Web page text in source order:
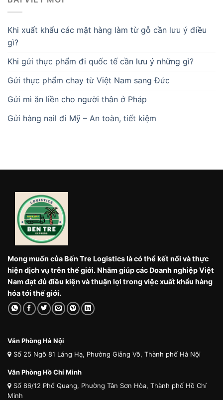
Khi xuất khẩu các mặt hàng làm từ gỗ cần lưu ý điều
gì?
Khi gửi thực phẩm đi quốc tế cần lưu ý những gì?
Gửi thực phẩm chay từ Việt Nam sang Đức
Gửi mì ăn liền cho người thân ở Pháp
Gửi hàng nail đi Mỹ – An toàn, tiết kiệm
Mong muốn của Bến Tre Logistics là có thể kết nối và thực
hiện dịch vụ trên thế giới. Nhằm giúp các Doanh nghiệp Việt
Nam đạt đủ điều kiện và thuận lợi trong việc xuất khẩu hàng
hóa tới thế giới.
Văn Phòng Hà Nội
Số 25 Ngõ 81 Láng Hạ, Phường Giảng Võ, Thành phố Hà Nội
Văn Phòng Hồ Chí Minh
Số 86/12 Phổ Quang, Phường Tân Sơn Hòa, Thành phố Hồ Chí
Minh